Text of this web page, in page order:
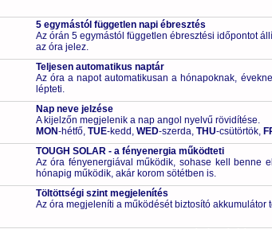
5 egymástól független napi ébresztés
Az órán 5 egymástól független ébresztési időpontot
az óra jelez.
Teljesen automatikus naptár
Az óra a napot automatikusan a hónapoknak,
lépteti.
Nap neve jelzése
A kijelzőn megjelenik a nap angol nyelvű rövidítése.
MON-hétfő, TUE-kedd, WED-szerda, THU-csütörtök,
TOUGH SOLAR - a fényenergia működteti
Az óra fényenergiával működik, sohase kell benne
hónapig működik, akár korom sötétben is.
Töltöttségi szint megjelenítés
Az óra megjeleníti a működését biztosító akkumulátor